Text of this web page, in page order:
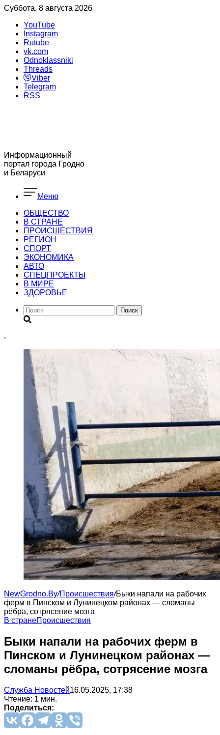
Суббота, 8 августа 2026
YouTube
Instagram
Rutube
vk.com
Odnoklassniki
Threads
Viber
Telegram
RSS
Информационный
портал города Гродно
и Беларуси
Меню
ОБЩЕСТВО
В СТРАНЕ
ПРОИСШЕСТВИЯ
РЕГИОН
CПОРТ
ЭКОНОМИКА
АВТО
СПЕЦПРОЕКТЫ
В МИРЕ
ЗДОРОВЬЕ
Поиск
NewGrodno.By/Происшествия/Быки напали на рабочих
ферм в Пинском и Лунинецком районах — сломаны
рёбра, сотрясение мозга
В странеПроисшествия
Быки напали на рабочих ферм в
Пинском и Лунинецком районах —
сломаны рёбра, сотрясение мозга
Служба Новостей16.05.2025, 17:38
Чтение: 1 мин.
Поделиться: